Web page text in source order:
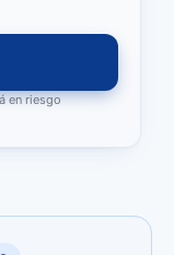
en riesgo